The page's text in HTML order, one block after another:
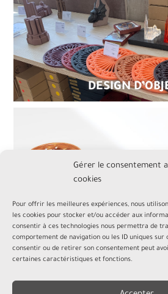
Gérer le consentement
cookies
Pour offrir les meilleures expériences, nous
les cookies pour stocker et/ou accéder aux
consentir à ces technologies nous permettra de
comportement de navigation ou les ID uniques sur
consentir ou de retirer son consentement peut
certaines caractéristiques et fonctions.
DESIGN
LE MINIKOUG